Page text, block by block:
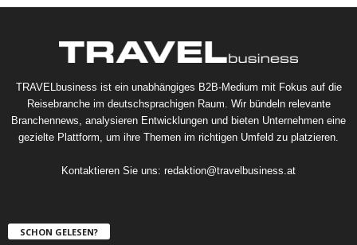
TRAVELbusiness ist ein unabhängiges B2B-Medium mit Fokus auf die
Reisebranche im deutschsprachigen Raum. Wir bündeln relevante
Branchennews, analysieren Entwicklungen und bieten Unternehmen eine
gezielte Plattform, um ihre Themen im richtigen Umfeld zu platzieren.
Kontaktieren Sie uns: redaktion@travelbusiness.at
SCHON GELESEN?